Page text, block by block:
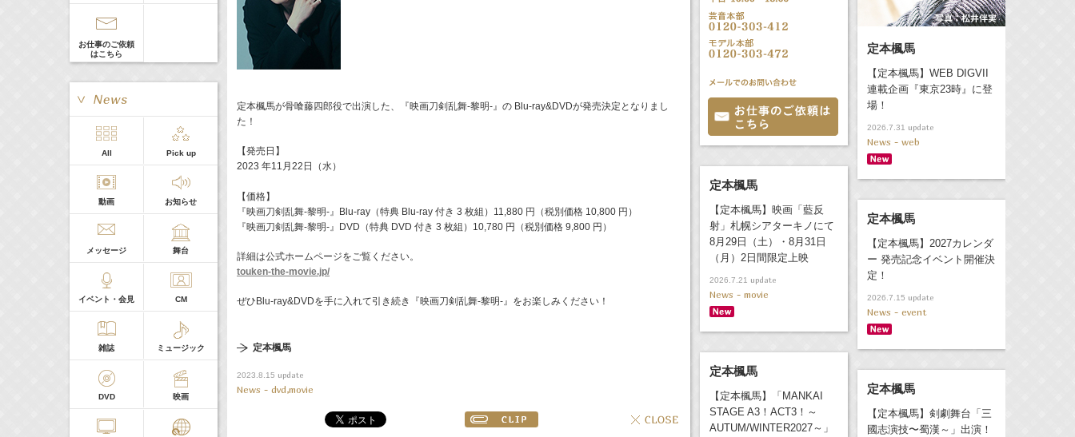
> More
定本楓馬が骨喰藤四郎役で出演した、『映画刀剣乱舞-黎明-』の Blu-ray&DVDが発売決定となりまし
た！
【発売日】
2023 年11月22日（水）
【価格】
『映画刀剣乱舞-黎明-』Blu-ray（特典 Blu-ray 付き 3 枚組）11,880 円（税別価格 10,800 円）
『映画刀剣乱舞-黎明-』DVD（特典 DVD 付き 3 枚組）10,780 円（税別価格 9,800 円）
詳細は公式ホームページをご覧ください。
touken-the-movie.jp/
ぜひBlu-ray&DVDを手に入れて引き続き『映画刀剣乱舞-黎明-』をお楽しみください！
定本楓馬
2023.8.15 update
News - dvd,movie
定本楓馬
【定本楓馬】WEB DIGVII
連載企画『東京23時』に登
場！
2026.7.31 update
News - web
定本楓馬
【定本楓馬】映画「藍反
射」札幌シアターキノにて
8月29日（土）・8月31日
（月）2日間限定上映
2026.7.21 update
News - movie
定本楓馬
【定本楓馬】2027カレンダ
ー 発売記念イベント開催決
定！
2026.7.15 update
News - event
定本楓馬
【定本楓馬】「MANKAI
STAGE A3！ACT3！～
AUTUM/WINTER2027～」
定本楓馬
【定本楓馬】剣劇舞台「三
國志演技〜蜀漢～」出演！
お仕事のご依頼
はこちら
All Pick up
動画 お知らせ
メッセージ 舞台
イベント・会見 CM
雑誌 ミュージック
DVD 映画
本日の出演
５０音順